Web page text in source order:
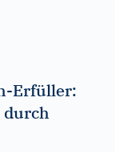
Erfüller:
durch